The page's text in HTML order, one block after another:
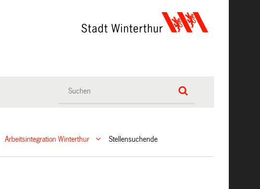
Arbeitsintegration Winterthur Stellensuchende